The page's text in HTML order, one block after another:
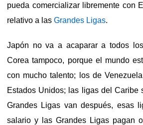
pueda comercializar libremente con
relativo a las Grandes Ligas.
Japón no va a acaparar a todos
Corea tampoco, porque el mundo
con mucho talento; los de
Estados Unidos; las ligas del Caribe
Grandes Ligas van después, esas
salario y las Grandes Ligas pagan